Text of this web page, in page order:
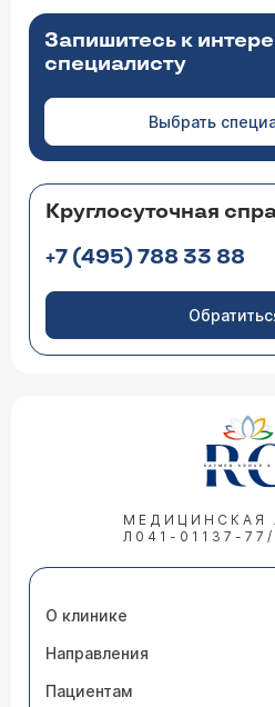
Запишитесь к
специалисту
Выбрать
Круглосуточная
+7 (495) 788 33 88
МЕДИЦИНСКАЯ
Л041-01137-
О клинике
Направления
Пациентам